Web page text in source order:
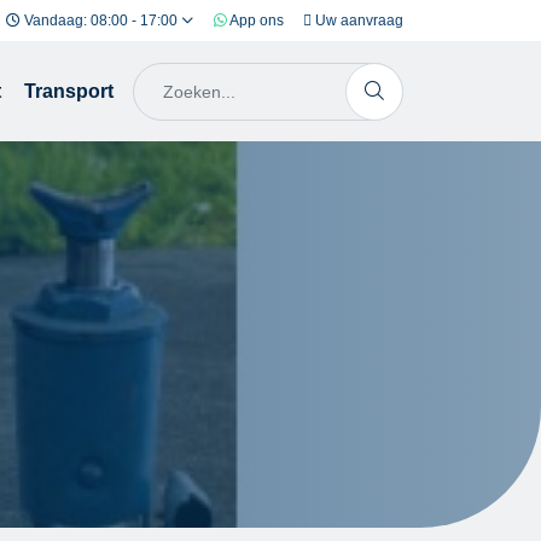
Vandaag: 08:00 - 17:00 App ons Uw aanvraag
Transport